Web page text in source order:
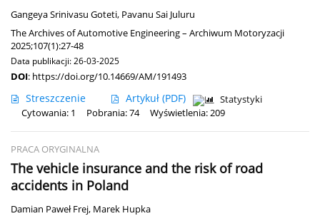
Gangeya Srinivasu Goteti, Pavanu Sai Juluru
The Archives of Automotive Engineering – Archiwum Motoryzacji
2025;107(1):27-48
Data publikacji: 26-03-2025
DOI: https://doi.org/10.14669/AM/191493
Streszczenie Artykuł (PDF)
Statystyki
Cytowania: 1
Pobrania: 74 Wyświetlenia: 209
PRACA ORYGINALNA
The vehicle insurance and the risk of road
accidents in Poland
Damian Paweł Frej, Marek Hupka